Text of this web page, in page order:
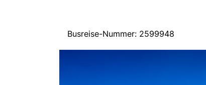
Busreise-Nummer: 2599948